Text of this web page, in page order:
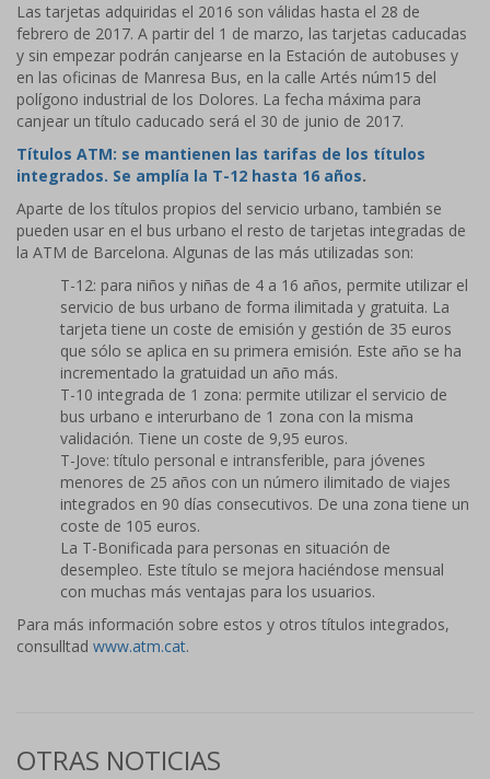
Las tarjetas adquiridas el 2016 son válidas hasta el 28 de
febrero de 2017. A partir del 1 de marzo, las tarjetas caducadas
y sin empezar podrán canjearse en la Estación de autobuses y
en las oficinas de Manresa Bus, en la calle Artés núm15 del
polígono industrial de los Dolores. La fecha máxima para
canjear un título caducado será el 30 de junio de 2017.
Títulos ATM: se mantienen las tarifas de los títulos
integrados. Se amplía la T-12 hasta 16 años.
Aparte de los títulos propios del servicio urbano, también se
pueden usar en el bus urbano el resto de tarjetas integradas de
la ATM de Barcelona. Algunas de las más utilizadas son:
T-12: para niños y niñas de 4 a 16 años, permite utilizar el
servicio de bus urbano de forma ilimitada y gratuita. La
tarjeta tiene un coste de emisión y gestión de 35 euros
que sólo se aplica en su primera emisión. Este año se ha
incrementado la gratuidad un año más.
T-10 integrada de 1 zona: permite utilizar el servicio de
bus urbano e interurbano de 1 zona con la misma
validación. Tiene un coste de 9,95 euros.
T-Jove: título personal e intransferible, para jóvenes
menores de 25 años con un número ilimitado de viajes
integrados en 90 días consecutivos. De una zona tiene un
coste de 105 euros.
La T-Bonificada para personas en situación de
desempleo. Este título se mejora haciéndose mensual
con muchas más ventajas para los usuarios.
Para más información sobre estos y otros títulos integrados,
consulltad www.atm.cat.
OTRAS NOTICIAS